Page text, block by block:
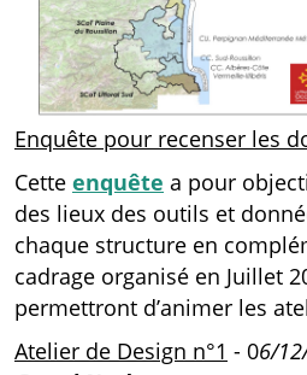
Enquête pour recenser les
Cette enquête a pour
des lieux des outils et
chaque structure en
cadrage organisé en Juillet
permettront d’animer les
Atelier de Design n°1 - 06/